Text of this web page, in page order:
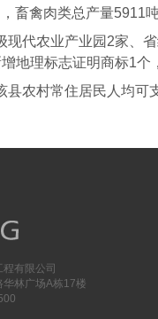
畜禽肉类总产量5911
现代农业产业园2家、
地理标志证明商标1个
县农村常住居民人均可
有限公司
林广场A栋17楼